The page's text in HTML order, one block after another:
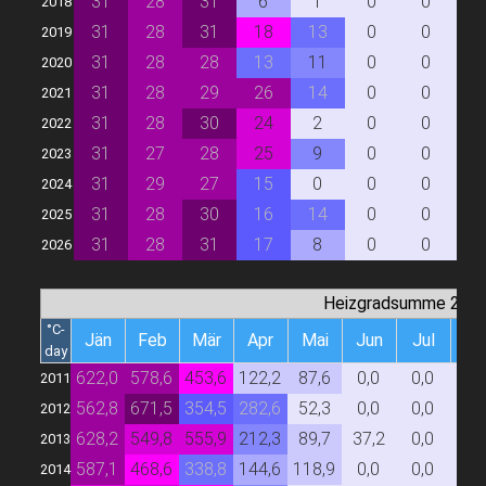
2019 31 28 31 18 13 0 0
2020 31 28 28 13 11 0 0
2021 31 28 29 26 14 0 0
2022 31 28 30 24 2 0 0
2023 31 27 28 25 9 0 0
2024 31 29 27 15 0 0 0
2025 31 28 30 16 14 0 0
2026 31 28 31 17 8 0 0
Heizgradsumme 20/
°C-
day
Jän Feb Mär Apr Mai Jun Jul
2011 622,0 578,6 453,6 122,2 87,6 0,0 0,0
2012 562,8 671,5 354,5 282,6 52,3 0,0 0,0
2013 628,2 549,8 555,9 212,3 89,7 37,2 0,0
2014 587,1 468,6 338,8 144,6 118,9 0,0 0,0